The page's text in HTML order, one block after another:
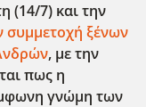
(14/7) και την
συμμετοχή ξένων
, με την
πως η
γνώμη των